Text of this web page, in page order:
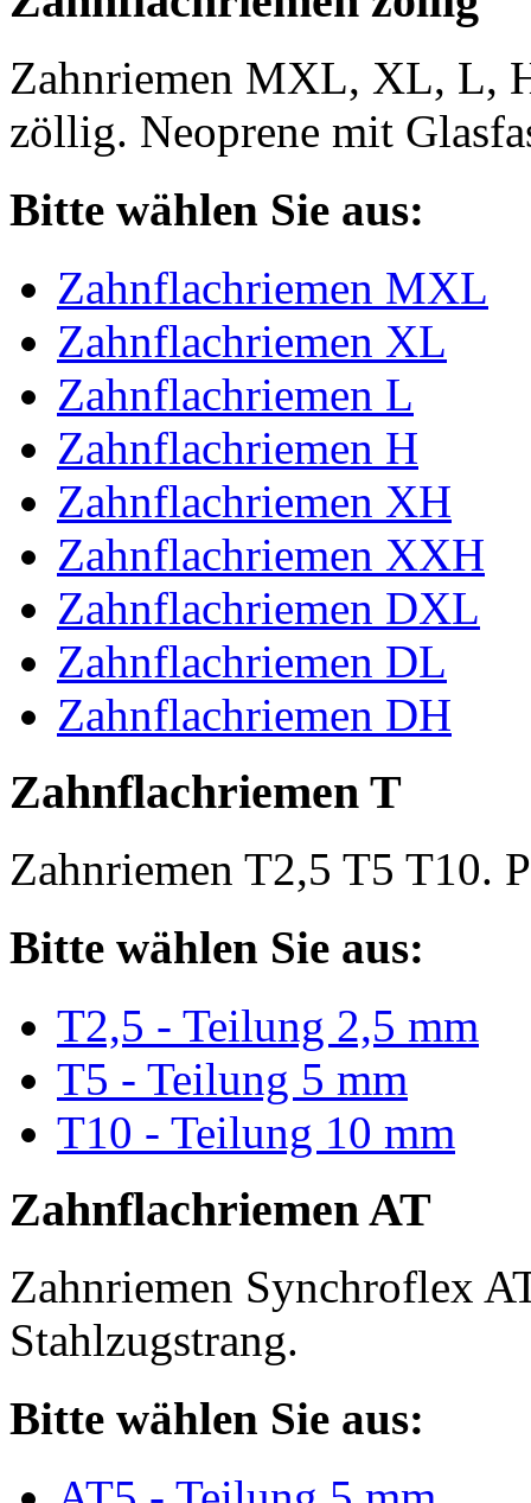
Zahnriemen MXL, XL, L,
zöllig. Neoprene mit
Bitte wählen Sie aus:
Zahnflachriemen MXL
Zahnflachriemen XL
Zahnflachriemen L
Zahnflachriemen H
Zahnflachriemen XH
Zahnflachriemen XXH
Zahnflachriemen DXL
Zahnflachriemen DL
Zahnflachriemen DH
Zahnflachriemen T
Zahnriemen T2,5 T5 T10.
Bitte wählen Sie aus:
T2,5 - Teilung 2,5 mm
T5 - Teilung 5 mm
T10 - Teilung 10 mm
Zahnflachriemen AT
Zahnriemen Synchroflex
Stahlzugstrang.
Bitte wählen Sie aus: